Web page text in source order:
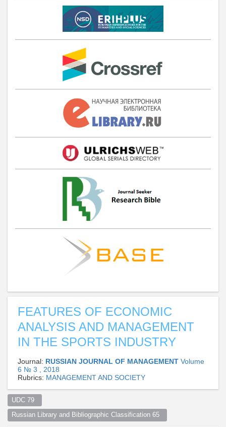
FEATURES OF ECONOMIC
ANALYSIS AND MANAGEMENT
IN THE SPORTS INDUSTRY
Journal: RUSSIAN JOURNAL OF MANAGEMENT Volume
6 № 3 , 2018
Rubrics: MANAGEMENT AND SOCIETY
UDC 79
Russian Library and Bibliographic Classification 65